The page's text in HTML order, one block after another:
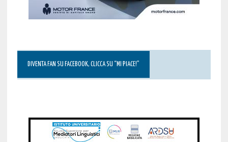
DIVENTA FAN SU FACEBOOK, CLICCA SU “MI PIACE!”